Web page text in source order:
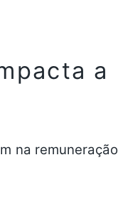
a
na remuneração